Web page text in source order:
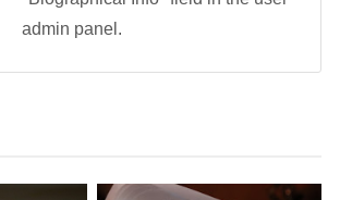
admin panel.